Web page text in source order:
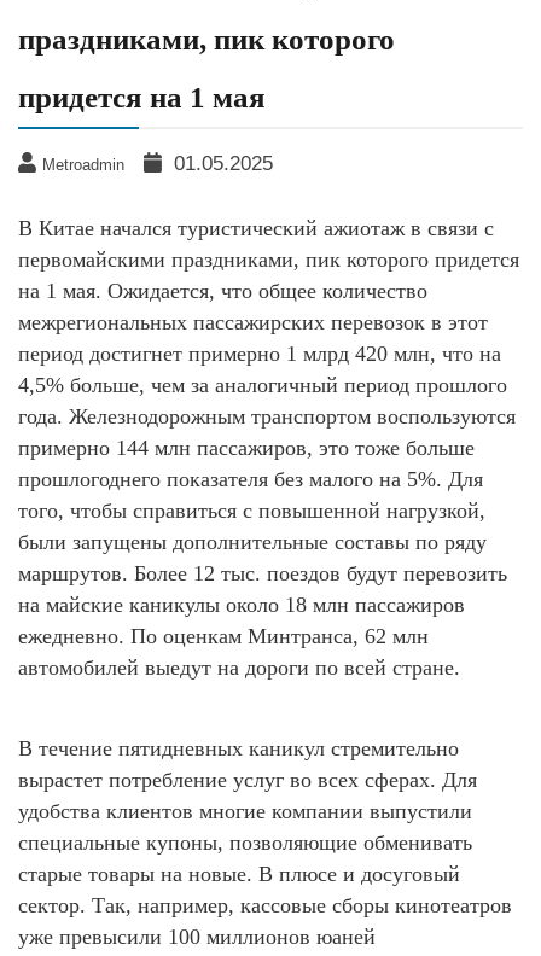
праздниками, пик которого
придется на 1 мая
Metroadmin 01.05.2025
В Китае начался туристический ажиотаж в связи с
первомайскими праздниками, пик которого придется
на 1 мая. Ожидается, что общее количество
межрегиональных пассажирских перевозок в этот
период достигнет примерно 1 млрд 420 млн, что на
4,5% больше, чем за аналогичный период прошлого
года. Железнодорожным транспортом воспользуются
примерно 144 млн пассажиров, это тоже больше
прошлогоднего показателя без малого на 5%. Для
того, чтобы справиться с повышенной нагрузкой,
были запущены дополнительные составы по ряду
маршрутов. Более 12 тыс. поездов будут перевозить
на майские каникулы около 18 млн пассажиров
ежедневно. По оценкам Минтранса, 62 млн
автомобилей выедут на дороги по всей стране.
В течение пятидневных каникул стремительно
вырастет потребление услуг во всех сферах. Для
удобства клиентов многие компании выпустили
специальные купоны, позволяющие обменивать
старые товары на новые. В плюсе и досуговый
сектор. Так, например, кассовые сборы кинотеатров
уже превысили 100 миллионов юаней